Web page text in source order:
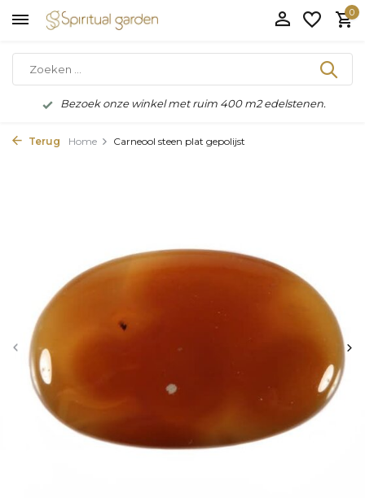
0
Bezoek onze winkel met ruim 400 m2 edelstenen.
Terug Home Carneool steen plat gepolijst